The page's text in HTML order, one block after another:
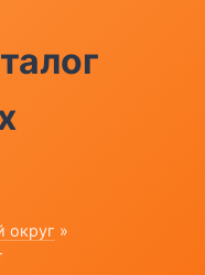
округ »